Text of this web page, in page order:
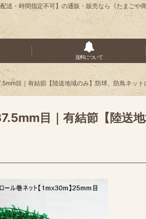
送・時間指定不可】の通販・販売なら《たまごや
送料について
目｜有結節【陸送地域のみ】防球、防鳥ネッ
目｜有結節【陸送